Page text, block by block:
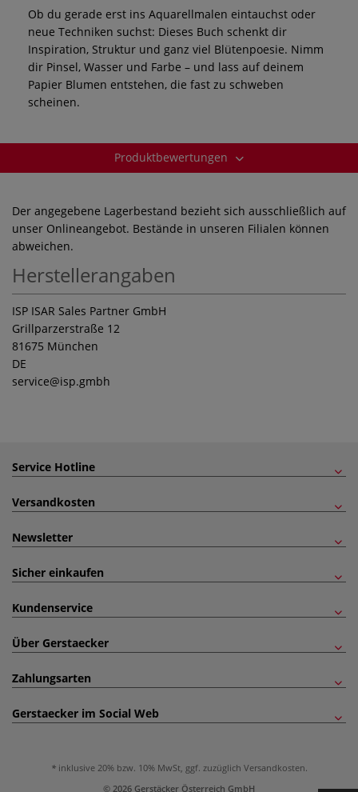
Ob du gerade erst ins Aquarellmalen eintauchst oder
neue Techniken suchst: Dieses Buch schenkt dir
Inspiration, Struktur und ganz viel Blütenpoesie. Nimm
dir Pinsel, Wasser und Farbe – und lass auf deinem
Papier Blumen entstehen, die fast zu schweben
scheinen.
Produktbewertungen
Der angegebene Lagerbestand bezieht sich ausschließlich auf
unser Onlineangebot. Bestände in unseren Filialen können
abweichen.
Herstellerangaben
ISP ISAR Sales Partner GmbH
Grillparzerstraße 12
81675 München
DE
service@isp.gmbh
Service Hotline
Versandkosten
Newsletter
Sicher einkaufen
Kundenservice
Über Gerstaecker
Zahlungsarten
Gerstaecker im Social Web
inklusive 20% bzw. 10% MwSt, ggf. zuzüglich Versandkosten.
© 2026 Gerstäcker Österreich GmbH